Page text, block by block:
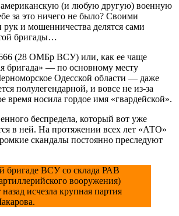
американскую (и любую другую) военную
за это ничего не было? Своими
рук и мошенничества делятся сами
бригады…
(28 ОМБр ВСУ) или, как ее чаще
бригада» — по основному месту
Одесской области — даже
полулегендарной, и вовсе не из-за
время носила гордое имя «гвардейской».
беспредела, который вот уже
в ней. На протяжении всех лет «АТО»
скандалы постоянно преследуют
бригаде ВСУ со склада РАВ
вооружения)
назад исчезла крупная партия